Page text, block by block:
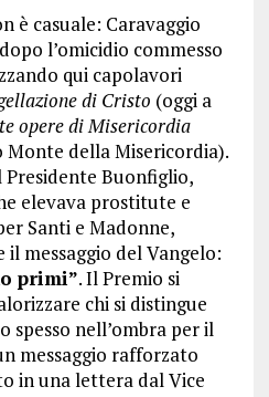
è casuale: Caravaggio
l’omicidio commesso
qui capolavori
di Cristo (oggi a
opere di Misericordia
Monte della Misericordia).
Buonfiglio,
elevava prostitute e
Santi e Madonne,
messaggio del Vangelo:
primi”. Il Premio si
chi si distingue
spesso nell’ombra per il
messaggio rafforzato
in una lettera dal Vice